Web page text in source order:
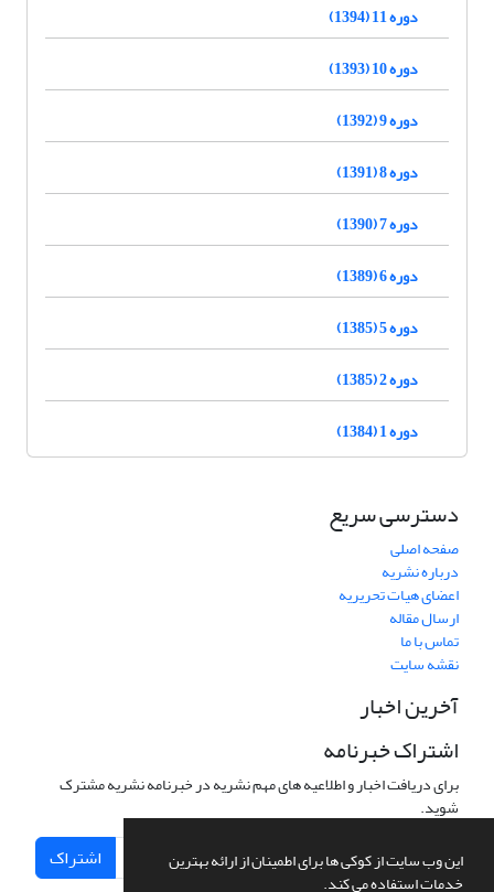
این وب سایت از کوکی ها برای اطمینان از ارائه بهترین
خدمات استفاده می کند.
دوره 11 (1394)
دوره 10 (1393)
دوره 9 (1392)
دوره 8 (1391)
دوره 7 (1390)
دوره 6 (1389)
دوره 5 (1385)
دوره 2 (1385)
دوره 1 (1384)
دسترسی سریع
صفحه اصلی
درباره نشریه
اعضای هیات تحریریه
ارسال مقاله
تماس با ما
نقشه سایت
آخرین اخبار
اشتراک خبرنامه
برای دریافت اخبار و اطلاعیه های مهم نشریه در خبرنامه نشریه مشترک
شوید.
اشتراک